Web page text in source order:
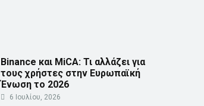
Binance και MiCA: Τι αλλάζει για
τους χρήστες στην Ευρωπαϊκή
Ένωση το 2026
6 Ιουλίου, 2026